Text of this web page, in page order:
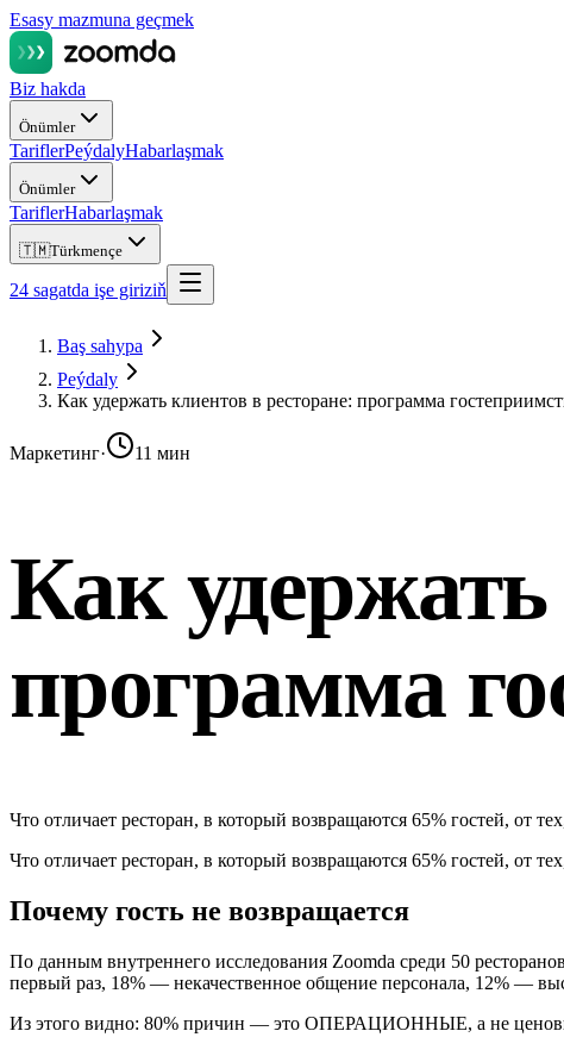
Esasy mazmuna geçmek
Biz hakda
Önümler
TariflerPeýdalyHabarlaşmak
Önümler
TariflerHabarlaşmak
🇹🇲Türkmençe
24 sagatda işe giriziň
Baş sahypa
Peýdaly
Как удержать клиентов в ресторане: программа
Маркетинг· 11 мин
Как
программа
Что отличает ресторан, в который возвращаются 65% гостей, от
Что отличает ресторан, в который возвращаются 65% гостей, от
Почему гость не возвращается
По данным внутреннего исследования Zoomda среди 50
первый раз, 18% — некачественное общение персонала, 12% —
Из этого видно: 80% причин — это ОПЕРАЦИОННЫЕ, а не